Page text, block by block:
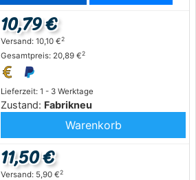
Lieferzeit: 1 - 3 Werktage
Zustand: Fabrikneu
10,79 €
Versand: 10,10 €2
Gesamtpreis: 20,89 €2
Warenkorb
11,50 €
Versand: 5,90 €2